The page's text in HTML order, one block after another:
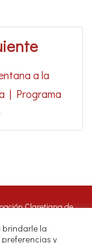
a la
| Programa
Claretiana de
RADIO CLARET
brindarle la
y